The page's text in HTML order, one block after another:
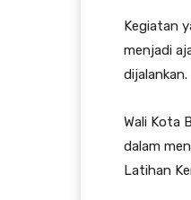
Kegiatan
menjadi
dijalankan.
Wali Kota
dalam
Latihan